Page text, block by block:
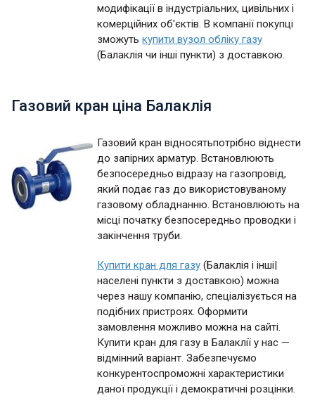
модифікації в індустріальних, цивільних і
комерційних об'єктів. В компанії покупці
зможутькупити вузол обліку газу
(Балаклія чи інші пункти) з доставкою.
Газовий кран ціна Балаклія
Газовий кран відносятьпотрібно віднести
до запірних арматур. Встановлюють
безпосередньо відразу на газопровід,
який подає газ до використовуваному
газовому обладнанню. Встановлюють на
місці початку безпосередньо проводки і
закінчення труби.
Купити кран для газу (Балаклія і інші|
населені пункти з доставкою) можна
через нашу компанію, спеціалізується на
подібних пристроях. Оформити
замовлення можливо можна на сайті.
Купити кран для газу в Балаклії у нас —
відмінний варіант. Забезпечуємо
конкурентоспроможні характеристики
даної продукції і демократичні розцінки.